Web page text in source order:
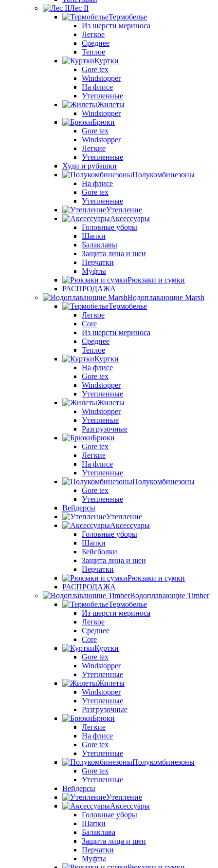
Лес II
Термобелье
Из шерсти мериноса
Легкое
Среднее
Теплое
Куртки
Gore tex
Windstopper
На флисе
Утепленные
Жилеты
Windstopper
Брюки
Gore tex
Windstopper
Легкие
Утепленные
Худи и рубашки
Полукомбинезоны
На флисе
Gore tex
Утепленные
Утепление
Аксессуары
Головные уборы
Шапки
Балаклавы
Защита лица и шеи
Перчатки
Муфты
Рюкзаки и сумки
РАСПРОДАЖА
Водоплавающие Marsh
Термобелье
Легкое
Core
Из шерсти мериноса
Среднее
Теплое
Куртки
На флисе
Gore tex
Windstopper
Утепленные
Жилеты
Windstopper
Утепленые
Разгрузочные
Брюки
Gore tex
Легкие
На флисе
Утепленные
Полукомбинезоны
Gore tex
Утепленные
Вейдерсы
Утепление
Аксессуары
Головные уборы
Шапки
Бейсболки
Защита лица и шеи
Перчатки
Рюкзаки и сумки
РАСПРОДАЖА
Водоплавающие Timber
Термобелье
Из шерсти мериноса
Легкое
Среднее
Core
Куртки
Gore tex
Windstopper
Утепленные
Жилеты
Windstopper
Утепленные
Разгрузочные
Брюки
Легкие
На флисе
Gore tex
Утепленные
Полукомбинезоны
Gore tex
Утепленные
Вейдерсы
Утепление
Аксессуары
Головные уборы
Шапки
Балаклава
Защита лица и шеи
Перчатки
Муфты